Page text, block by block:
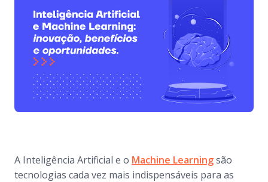
A Inteligência Artificial e o Machine Learningsão
tecnologias cada vez mais indispensáveis para as